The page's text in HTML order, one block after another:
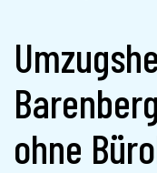
ohne